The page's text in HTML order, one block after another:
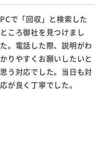
PCで「回収」と検索した
ところ御社を見つけまし
た。電話した際、説明がわ
かりやすくお願いしたいと
思う対応でした。当日も対
応が良く丁寧でした。